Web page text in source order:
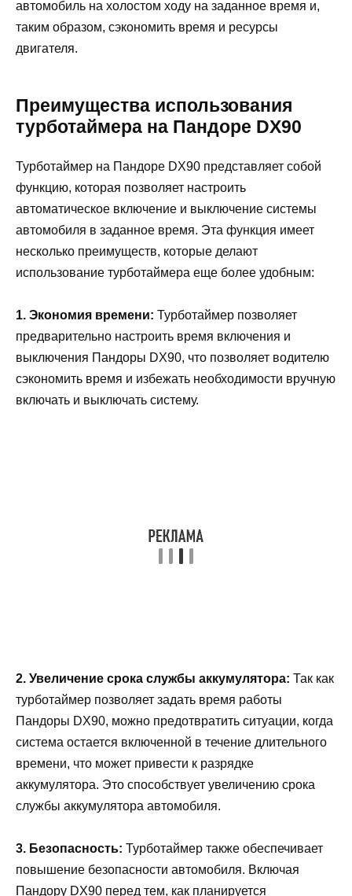
автомобиль на холостом ходу на заданное время и,
таким образом, сэкономить время и ресурсы
двигателя.
Преимущества использования
турботаймера на Пандоре DX90
Турботаймер на Пандоре DX90 представляет собой
функцию, которая позволяет настроить
автоматическое включение и выключение системы
автомобиля в заданное время. Эта функция имеет
несколько преимуществ, которые делают
использование турботаймера еще более удобным:
1. Экономия времени: Турботаймер позволяет
предварительно настроить время включения и
выключения Пандоры DX90, что позволяет водителю
сэкономить время и избежать необходимости вручную
включать и выключать систему.
2. Увеличение срока службы аккумулятора: Так как
турботаймер позволяет задать время работы
Пандоры DX90, можно предотвратить ситуации, когда
система остается включенной в течение длительного
времени, что может привести к разрядке
аккумулятора. Это способствует увеличению срока
службы аккумулятора автомобиля.
3. Безопасность: Турботаймер также обеспечивает
повышение безопасности автомобиля. Включая
Пандору DX90 перед тем, как планируется